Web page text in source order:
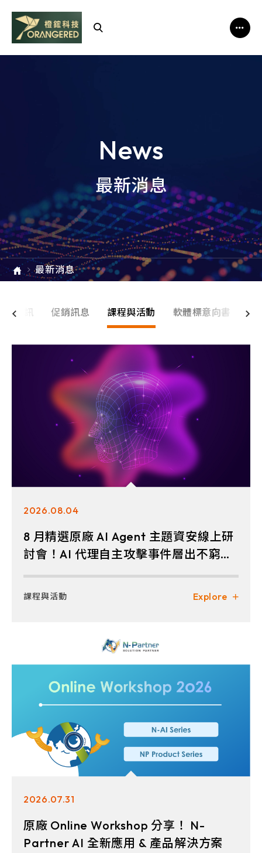
鋐
News
最新消息
最新消息
牌新訊 促銷訊息 課程與活動 軟體標意向書
2026.08.04
8 月精選原廠 AI Agent 主題資安線上研
討會！AI 代理自主攻擊事件層出不窮，
關鍵防禦一次掌握
課程與活動 Explore
2026.07.31
原廠 Online Workshop 分享！ N-
Partner AI 全新應用 & 產品解決方案